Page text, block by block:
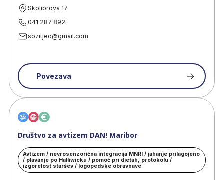
Skolibrova 17
041 287 892
sozitjeo@gmail.com
Povezava
Društvo za avtizem DAN! Maribor
Avtizem / nevrosenzorična integracija MNRI / jahanje prilagojeno
/ plavanje po Halliwicku / pomoč pri dietah, protokolu /
izgorelost staršev / logopedske obravnave